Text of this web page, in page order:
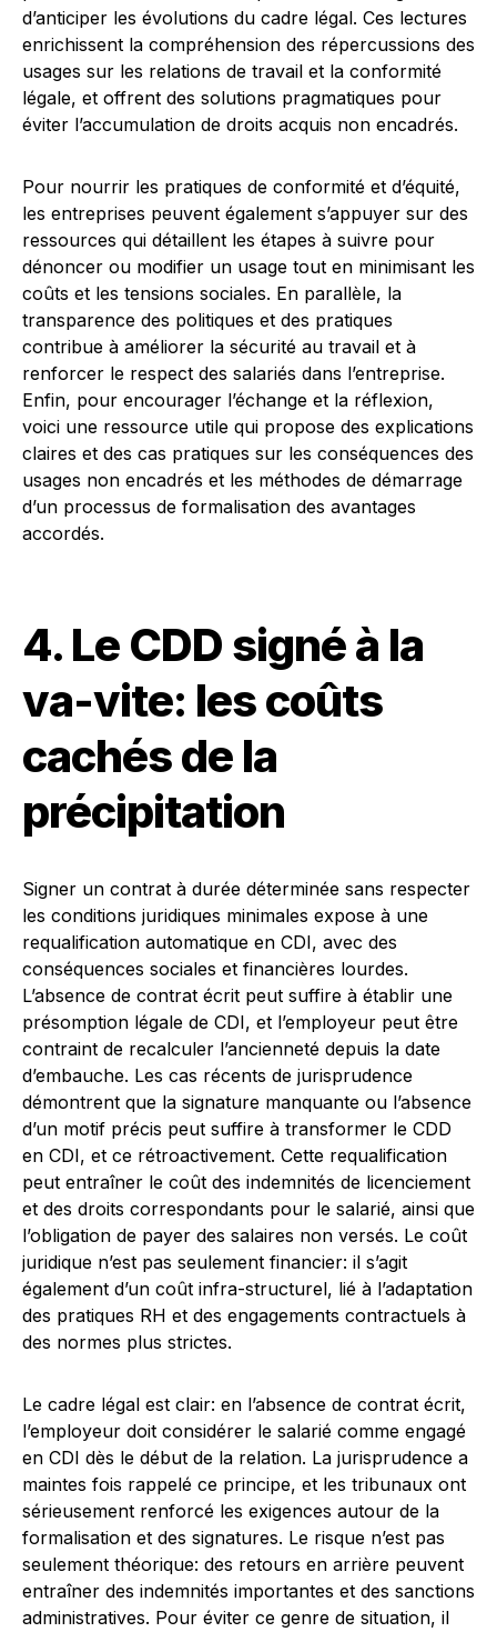
d’anticiper les évolutions du cadre légal. Ces lectures
enrichissent la compréhension des répercussions des
usages sur les relations de travail et la conformité
légale, et offrent des solutions pragmatiques pour
éviter l’accumulation de droits acquis non encadrés.
Pour nourrir les pratiques de conformité et d’équité,
les entreprises peuvent également s’appuyer sur des
ressources qui détaillent les étapes à suivre pour
dénoncer ou modifier un usage tout en minimisant les
coûts et les tensions sociales. En parallèle, la
transparence des politiques et des pratiques
contribue à améliorer la sécurité au travail et à
renforcer le respect des salariés dans l’entreprise.
Enfin, pour encourager l’échange et la réflexion,
voici une ressource utile qui propose des explications
claires et des cas pratiques sur les conséquences des
usages non encadrés et les méthodes de démarrage
d’un processus de formalisation des avantages
accordés.
4. Le CDD signé à la
va-vite: les coûts
cachés de la
précipitation
Signer un contrat à durée déterminée sans respecter
les conditions juridiques minimales expose à une
requalification automatique en CDI, avec des
conséquences sociales et financières lourdes.
L’absence de contrat écrit peut suffire à établir une
présomption légale de CDI, et l’employeur peut être
contraint de recalculer l’ancienneté depuis la date
d’embauche. Les cas récents de jurisprudence
démontrent que la signature manquante ou l’absence
d’un motif précis peut suffire à transformer le CDD
en CDI, et ce rétroactivement. Cette requalification
peut entraîner le coût des indemnités de licenciement
et des droits correspondants pour le salarié, ainsi que
l’obligation de payer des salaires non versés. Le coût
juridique n’est pas seulement financier: il s’agit
également d’un coût infra-structurel, lié à l’adaptation
des pratiques RH et des engagements contractuels à
des normes plus strictes.
Le cadre légal est clair: en l’absence de contrat écrit,
l’employeur doit considérer le salarié comme engagé
en CDI dès le début de la relation. La jurisprudence a
maintes fois rappelé ce principe, et les tribunaux ont
sérieusement renforcé les exigences autour de la
formalisation et des signatures. Le risque n’est pas
seulement théorique: des retours en arrière peuvent
entraîner des indemnités importantes et des sanctions
administratives. Pour éviter ce genre de situation, il